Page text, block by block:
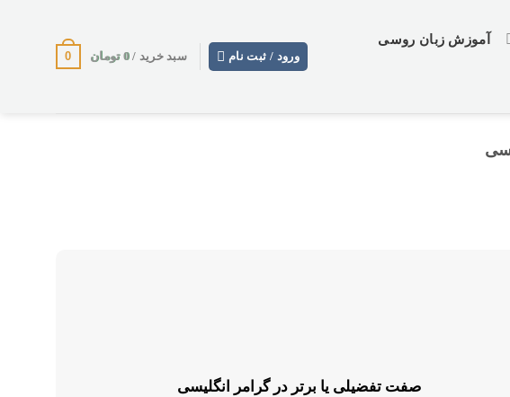
آموزش زبان روسی
ورود / ثبت نام سبد خرید /0 تومان 0
صفت تفضیلی یا برتر در گرامر انگلیسی